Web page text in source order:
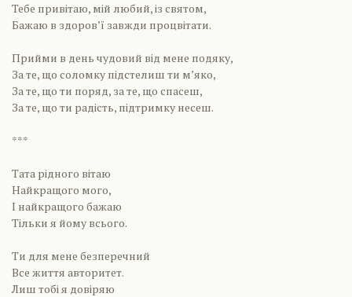
Тебе привітаю, мій любий, із святом,
Бажаю в здоров’ї завжди процвітати.
Прийми в день чудовий від мене подяку,
За те, що соломку підстелиш ти м’яко,
За те, що ти поряд, за те, що спасеш,
За те, що ти радість, підтримку несеш.
***
Тата рідного вітаю
Найкращого мого,
І найкращого бажаю
Тільки я йому всього.
Ти для мене безперечний
Все життя авторитет.
Лиш тобі я довіряю